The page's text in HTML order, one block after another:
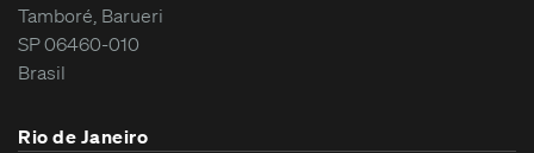
Tamboré, Barueri
SP 06460-010
Brasil
Rio de Janeiro